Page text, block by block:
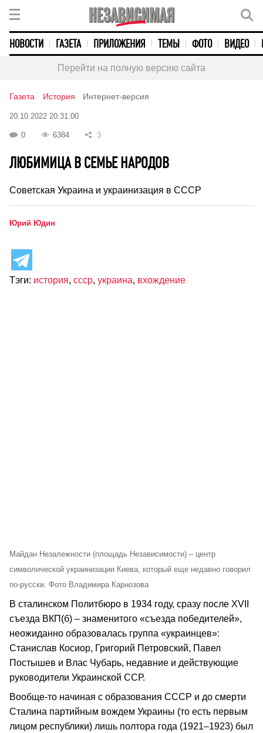
НОВОСТИ ГАЗЕТА ПРИЛОЖЕНИЯ ТЕМЫ ФОТО ВИДЕО
Перейти на полную версию сайта
Газета История Интернет-версия
20.10.2022 20:31:00
0 6384 3
ЛЮБИМИЦА В СЕМЬЕ НАРОДОВ
Советская Украина и украинизация в СССР
Юрий Юдин
Тэги: история, ссср, украина, вхождение
Майдан Незалежности (площадь Независимости) – центр
символической украинизации Киева, который еще недавно говорил
по-русски. Фото Владимира Карнозова
В сталинском Политбюро в 1934 году, сразу после XVII
съезда ВКП(б) – знаменитого «съезда победителей»,
неожиданно образовалась группа «украинцев»:
Станислав Косиор, Григорий Петровский, Павел
Постышев и Влас Чубарь, недавние и действующие
руководители Украинской ССР.
Вообще-то начиная с образования СССР и до смерти
Сталина партийным вождем Украины (то есть первым
лицом республики) лишь полтора года (1921–1923) был